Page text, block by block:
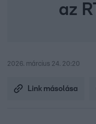
az
2026. március 24. 20:20
Link másolása